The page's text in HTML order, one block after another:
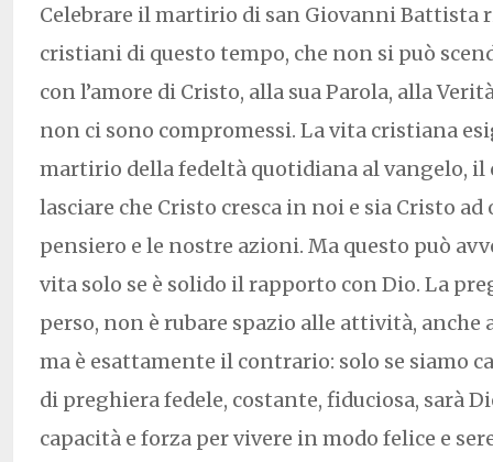
Celebrare il martirio di san Giovanni Battista
cristiani di questo tempo, che non si può
con l’amore di Cristo, alla sua Parola, alla
non ci sono compromessi. La vita cristiana
martirio della fedeltà quotidiana al vangelo, il
lasciare che Cristo cresca in noi e sia Cristo
pensiero e le nostre azioni. Ma questo può
vita solo se è solido il rapporto con Dio. La
perso, non è rubare spazio alle attività, anche
ma è esattamente il contrario: solo se siamo
di preghiera fedele, costante, fiduciosa, sarà
capacità e forza per vivere in modo felice e